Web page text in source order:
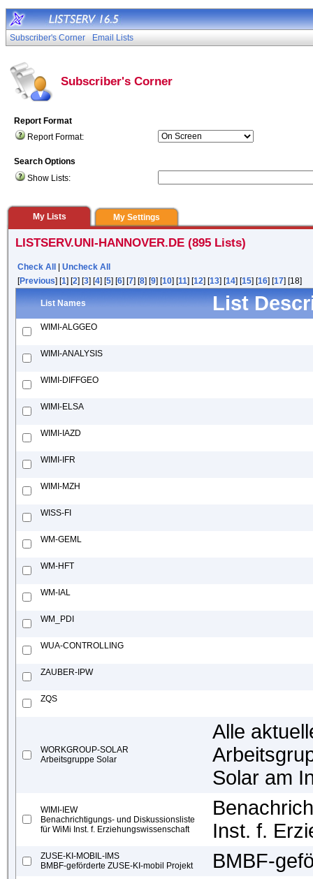
Subscriber's Corner Email Lists
Subscriber's Corner
Report Format
Report Format:
Search Options
Show Lists:
My Lists My Settings
LISTSERV.UNI-HANNOVER.DE (895 Lists)
Check All
Uncheck All
[Previous] [1] [2] [3] [4] [5] [6] [7] [8] [9] [10] [11] [12] [13] [14] [15] [16] [17] [18]
List Names List
WIMI-ALGGEO
WIMI-ANALYSIS
WIMI-DIFFGEO
WIMI-ELSA
WIMI-IAZD
WIMI-IFR
WIMI-MZH
WISS-FI
WM-GEML
WM-HFT
WM-IAL
WM_PDI
WUA-CONTROLLING
ZAUBER-IPW
ZQS
WORKGROUP-SOLAR
Arbeitsgruppe Solar
Alle
Solar am
WIMI-IEW
Benachrichtigungs- und Diskussionsliste
für WiMi Inst. f. Erziehungswissenschaft
Inst. f.
ZUSE-KI-MOBIL-IMS
BMBF-geförderte ZUSE-KI-mobil Projekt
BMBF-